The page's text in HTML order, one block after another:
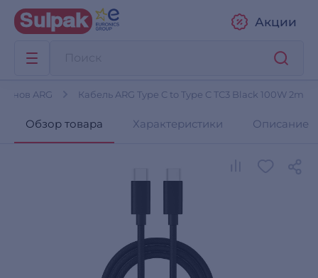
Акции
ARG Кабель ARG Type C to Type C TC3 Black 100W 2m
Обзор товара Характеристики Описание